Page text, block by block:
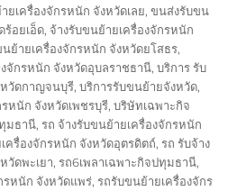
ยเครื่องจักรหนัก จังหวัดเลย,ขนส่งรับขน
ร้อยเอ็ด, จ้างรับขนย้ายเครื่องจักรหนัก
นย้ายเครื่องจักรหนัก จังหวัดยโสธร,
จักรหนัก จังหวัดอุบลราชธานี,บริการ รับ
วัดกาญจนบุรี,บริการรับขนย้ายจังหวัด,
หนัก จังหวัดเพชรบุรี,บริษัทเฉพาะกิจ
มธานี,รถ จ้างรับขนย้ายเครื่องจักรหนัก
ครื่องจักรหนัก จังหวัดอุตรดิตถ์,รถ รับจ้าง
วัดพะเยา,รถ6เพลาเฉพาะกิจปทุมธานี,
รหนัก จังหวัดแพร่,รถรับขนย้ายเครื่องจักร